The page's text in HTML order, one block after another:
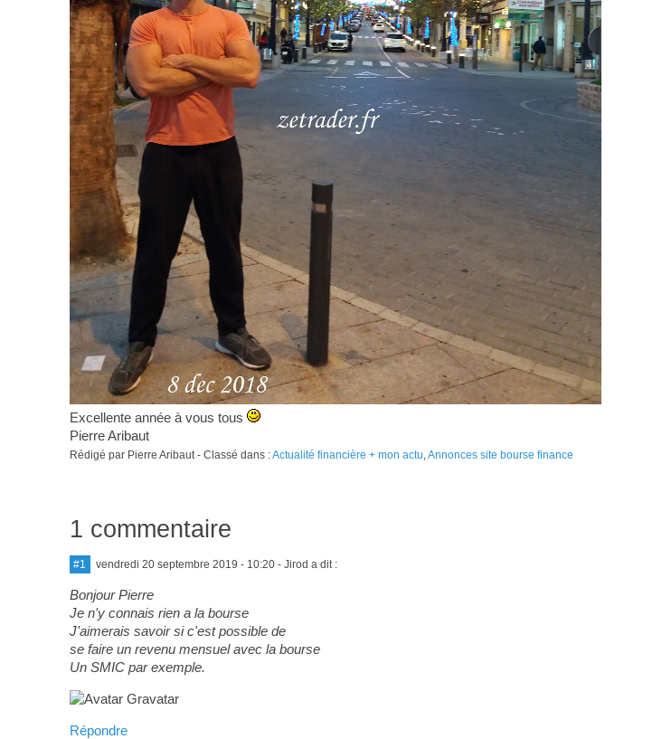
Excellente année à vous tous
Pierre Aribaut
Rédigé par Pierre Aribaut - Classé dans :Actualité financière + mon actu,Annonces site bourse finance
1 commentaire
#1 vendredi 20 septembre 2019 - 10:20- Jirod a dit :
Bonjour Pierre
Je n'y connais rien a la bourse
J'aimerais savoir si c'est possible de
se faire un revenu mensuel avec la bourse
Un SMIC par exemple.
Répondre